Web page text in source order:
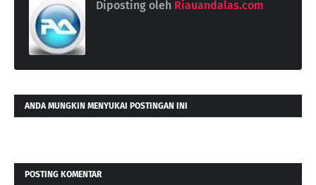
Diposting oleh Riauandalas.com
ANDA MUNGKIN MENYUKAI POSTINGAN INI
POSTING KOMENTAR